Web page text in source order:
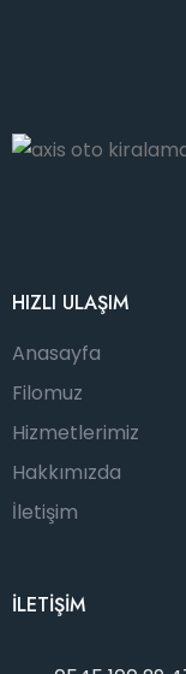
HIZLI ULAŞIM
Anasayfa
Filomuz
Hizmetlerimiz
Hakkımızda
İletişim
İLETİŞİM